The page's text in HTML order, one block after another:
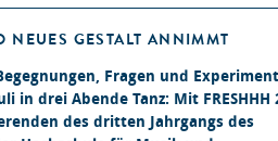
GESTALT ANNIMMT
Fragen und
in drei Abende Tanz: Mit FRESHHH
des dritten Jahrgangs des